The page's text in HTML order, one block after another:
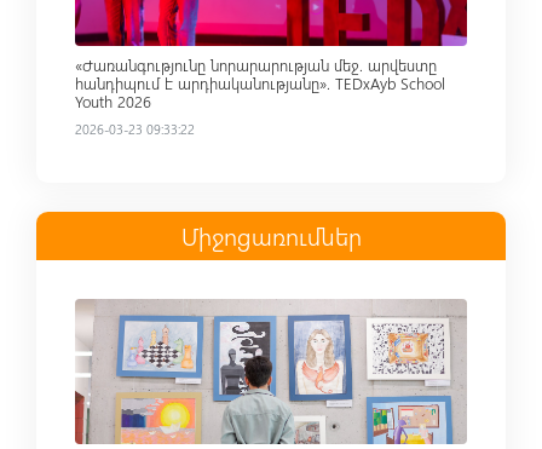
«Ժառանգությունը նորարարության մեջ. արվեստը
հանդիպում է արդիականությանը». TEDxAyb School
Youth 2026
2026-03-23 09:33:22
Միջոցառումներ
Read more